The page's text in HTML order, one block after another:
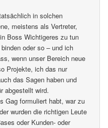
in solchen
meistens als Vertreter,
Boss Wichtigeres zu tun
oder so – und ich
wenn unser Bereich neue
Projekte, ich das nur
das Sagen haben und
abgestellt wird.
Gag formuliert habt, war zu
wurden die richtigen Leute
oder Kunden- oder